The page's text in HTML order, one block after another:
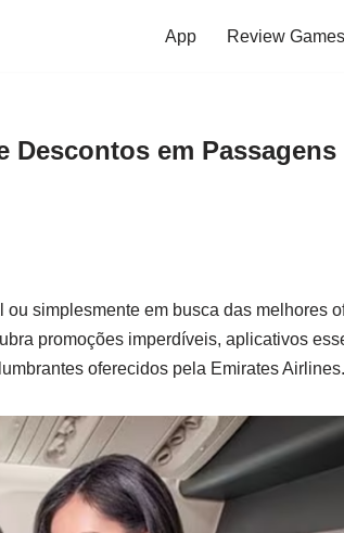
App Review Games
Descontos em Passagens
simplesmente em busca das melhores
promoções imperdíveis, aplicativos
oferecidos pela Emirates Airlines.